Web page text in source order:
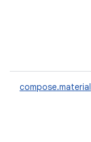
compose.material